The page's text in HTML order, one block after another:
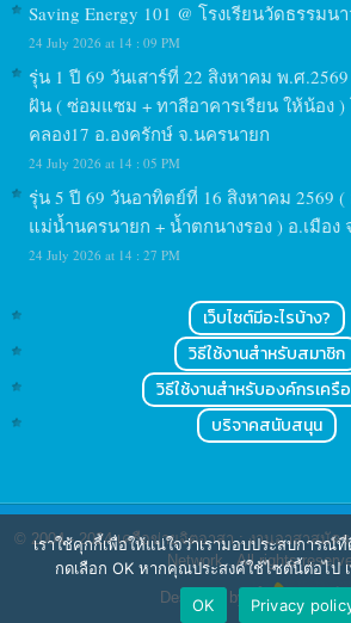
Saving Energy 101 @ โรงเรียนวัดธรรมน
24 July 2026 at 14 : 09 PM
รุ่น 1 ปี 69 วันเสาร์ที่ 22 สิงหาคม พ.ศ
ฝัน ( ซ่อมแซม + ทาสีอาคารเรียน ให้น้อง )
คลอง17 อ.องครักษ์ จ.นครนายก
24 July 2026 at 14 : 05 PM
รุ่น 5 ปี 69 วันอาทิตย์ที่ 16 สิงหาคม 2569 (
แม่น้ำนครนายก + น้ำตกนางรอง ) อ.เมือง
24 July 2026 at 14 : 27 PM
เว็บไซต์มีอะไรบ้าง?
วิธีใช้งานสำหรับสมาชิก
วิธีใช้งานสำหรับองค์กรเครื
บริจาคสนับสนุน
© 2004 - 2024เครือข่ายจิตอาสา : งานอาสาสมัค
Network. All rights
Designed by
เราใช้คุกกี้เพื่อให้แน่ใจว่าเรามอบประสบการ
กดเลือก OK หากคุณประสงค์ใช้ไซต์นี้ต่อไป
OK
Privacy